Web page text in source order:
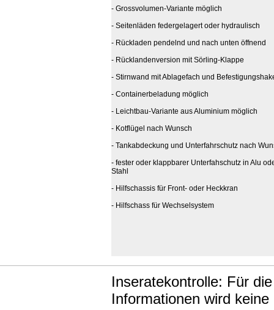
- Grossvolumen-Variante möglich
- Seitenläden federgelagert oder hydraulisch
- Rückladen pendelnd und nach unten öffnend
- Rücklandenversion mit Sörling-Klappe
- Stirnwand mit Ablagefach und
- Containerbeladung möglich
- Leichtbau-Variante aus Aluminium möglich
- Kotflügel nach Wunsch
- Tankabdeckung und Unterfahrschutz nach
- fester oder klappbarer Unterfahschutz in Alu
Stahl
- Hilfschassis für Front- oder Heckkran
- Hilfschass für Wechselsystem
Inseratekontrolle: Für
Informationen wird